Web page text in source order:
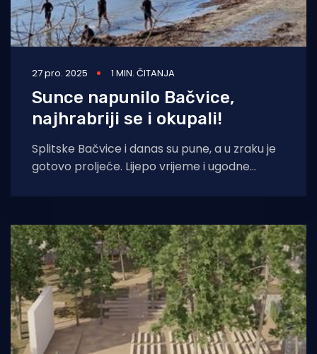
27 pro. 2025 1 MIN. ČITANJA
Sunce napunilo Bačvice,
najhrabriji se i okupali!
Splitske Bačvice i danas su pune, a u zraku je
gotovo proljeće. Lijepo vrijeme i ugodne